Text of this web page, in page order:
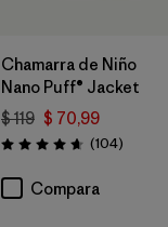
Chamarra de Niño
Nano Puff® Jacket
$ 119 $ 70,99
Valoración: 4.7 / 5
(104)
Compara